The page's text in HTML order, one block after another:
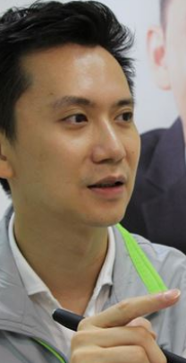
HappiMess 22:59
3類人勿亂喝 22:48
許常德爆內幕 22:48
轉移到骨頭 22:38
18:00
獎超「爸」氣 12:00
道」逐漸成形 12:00